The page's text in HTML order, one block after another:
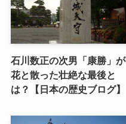
石川数正の次男「康勝」が
花と散った壮絶な最後と
は？【日本の歴史ブログ】